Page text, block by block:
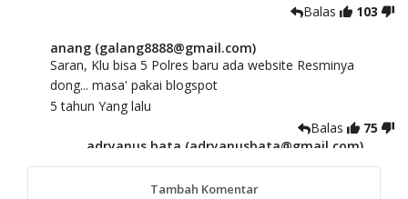
Balas
103
anang (galang8888@gmail.com)
Saran, Klu bisa 5 Polres baru ada website Resminya
dong... masa' pakai blogspot
5 tahun Yang lalu
Balas
75
adryanus bata (adryanusbata@gmail.com)
TKS atas saran dan masukannya, akan kami
tindaklanjutiTambah Komentar